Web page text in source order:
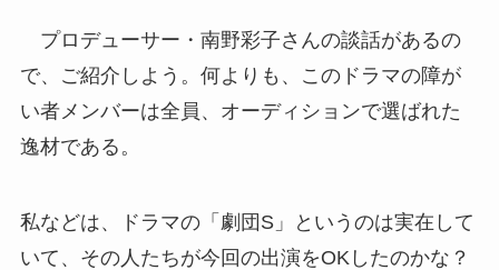
プロデューサー・南野彩子さんの談話があるの
で、ご紹介しよう。何よりも、このドラマの障が
い者メンバーは全員、オーディションで選ばれた
逸材である。
私などは、ドラマの「劇団S」というのは実在して
いて、その人たちが今回の出演をOKしたのかな？